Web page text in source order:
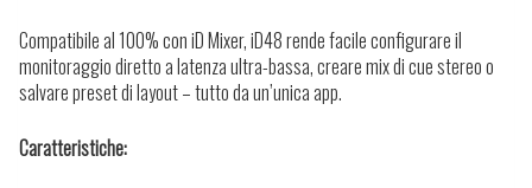
Compatibile al 100% con iD Mixer, iD48 rende facile configurare il
monitoraggio diretto a latenza ultra-bassa, creare mix di cue stereo o
salvare preset di layout – tutto da un’unica app.
Caratteristiche: